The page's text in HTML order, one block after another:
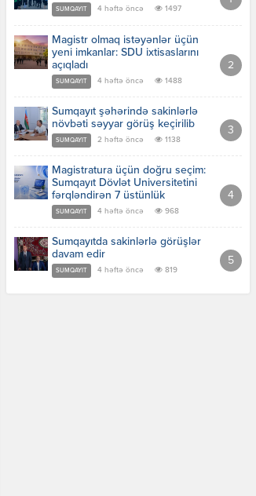
SUMQAYIT 4 həftə öncə 1497
Magistr olmaq istəyənlər üçün
yeni imkanlar: SDU ixtisaslarını
açıqladı
SUMQAYIT 4 həftə öncə 1488
Sumqayıt şəhərində sakinlərlə
növbəti səyyar görüş keçirilib
SUMQAYIT 2 həftə öncə 1138
Magistratura üçün doğru seçim:
Sumqayıt Dövlət Universitetini
fərqləndirən 7 üstünlük
SUMQAYIT 4 həftə öncə 968
Sumqayıtda sakinlərlə görüşlər
davam edir
SUMQAYIT 4 həftə öncə 819